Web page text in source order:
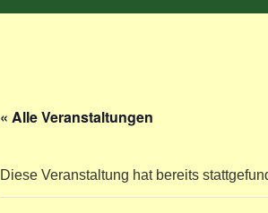
« Alle Veranstaltungen
Diese Veranstaltung hat bereits